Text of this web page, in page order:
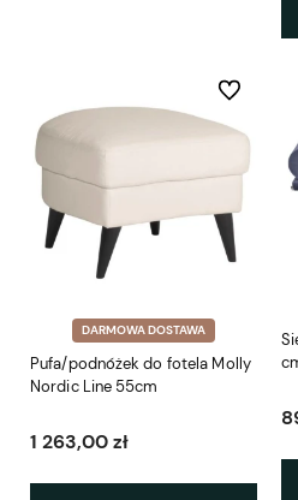
DARMOWA DOSTAWA
Pufa/podnóżek do fotela Molly
Nordic Line 55cm
1 263,00 zł
Do